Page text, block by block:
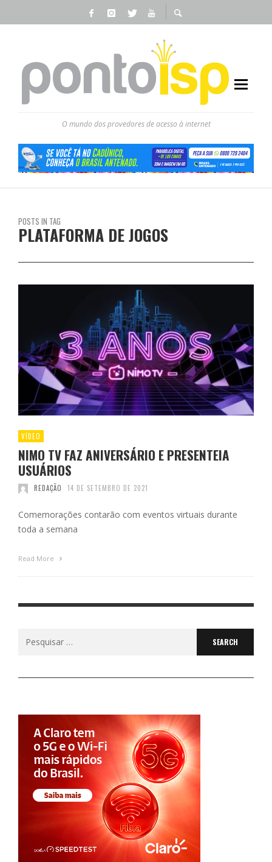
O mundo dos provedores de acesso à internet
POSTS IN TAG
PLATAFORMA DE JOGOS
VÍDEO
NIMO TV FAZ ANIVERSÁRIO E PRESENTEIA
USUÁRIOS
REDAÇÃO 14 DE SETEMBRO DE 2021
Comemorações contarão com eventos virtuais durante
toda a semana
Read More